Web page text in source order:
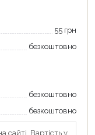
55 грн
безкоштовно
безкоштовно
безкоштовно
сайті. Вартість у